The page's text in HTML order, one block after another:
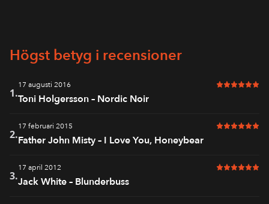
Högst betyg i recensioner
1.
17 augusti 2016 6 av 6 i
Toni Holgersson – Nordic Noir
2.
17 februari 2015 6 av 6 i
Father John Misty – I Love You, Honeybear
3.
17 april 2012 6 av 6 i
Jack White – Blunderbuss